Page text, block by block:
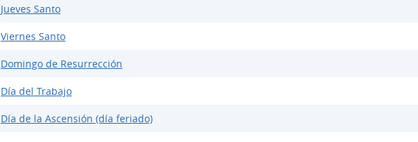
Jueves Santo
Viernes Santo
Domingo de Resurrección
Día del Trabajo
Día de la Ascensión (día feriado)